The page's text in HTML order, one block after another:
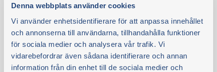
Denna webbplats använder cookies
Vi använder enhetsidentifierare för att anpassa innehållet
och annonserna till användarna, tillhandahålla funktioner
för sociala medier och analysera vår trafik. Vi
vidarebefordrar även sådana identifierare och annan
information från din enhet till de sociala medier och
För Ø 35 mm kolvbult.
6,20 €
exkl. moms